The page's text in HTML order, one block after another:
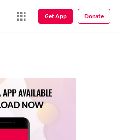
Get App Donate